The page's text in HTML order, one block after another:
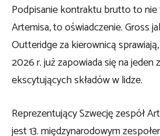
Podpisanie kontraktu brutto to
Artemisa, to oświadczenie. Gross
Outteridge za kierownicą
2026 r. już zapowiada się na jeden
ekscytujących składów w lidze.
Reprezentujący Szwecję zespół
jest 13. międzynarodowym